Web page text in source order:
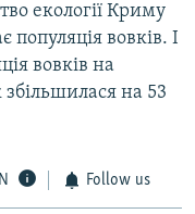
екології Криму
вовків. І
вовків на
збільшилася на 53
Follow us